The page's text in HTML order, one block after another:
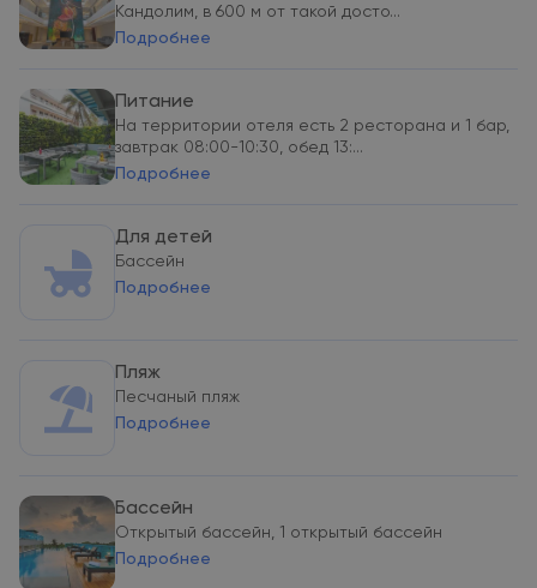
Кандолим, в 600 м от такой досто...
Подробнее
Питание
На территории отеля есть 2 ресторана и 1 бар,
завтрак 08:00-10:30, обед 13:...
Подробнее
Для детей
Бассейн
Подробнее
Пляж
Песчаный пляж
Подробнее
Бассейн
Открытый бассейн, 1 открытый бассейн
Подробнее